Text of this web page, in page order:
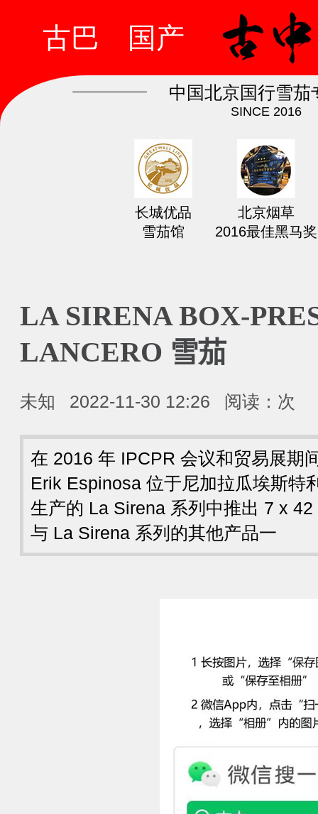
古巴 国产
中国北京国行雪茄
SINCE 2016
长城优品
雪茄馆
北京烟草
2016最佳黑马奖
LA SIRENA BOX-
LANCERO 雪茄
未知 2022-11-30 12:26 阅读： 次
在 2016 年 IPCPR 会议和贸易展期
Erik Espinosa 位于尼加拉瓜埃斯特
生产的 La Sirena 系列中推出 7 x
与 La Sirena 系列的其他产品一